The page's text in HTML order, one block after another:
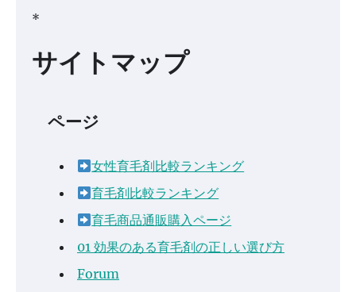
*
サイトマップ
ページ
女性育毛剤比較ランキング
育毛剤比較ランキング
育毛商品通販購入ページ
01 効果のある育毛剤の正しい選び方
Forum